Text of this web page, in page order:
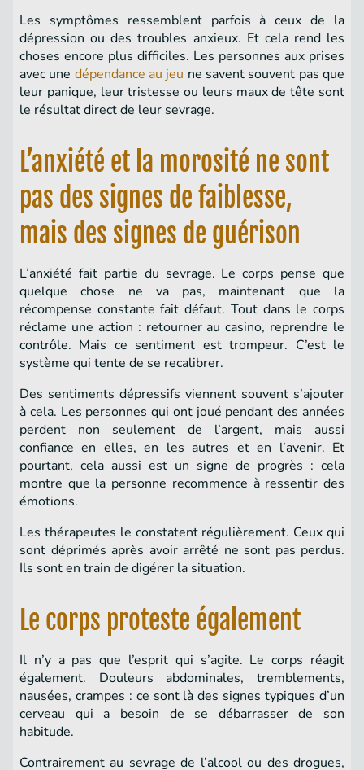
Les symptômes ressemblent parfois à ceux de la
dépression ou des troubles anxieux. Et cela rend les
choses encore plus difficiles. Les personnes aux prises
avec une dépendance au jeu ne savent souvent pas que
leur panique, leur tristesse ou leurs maux de tête sont
le résultat direct de leur sevrage.
L’anxiété et la morosité ne sont
pas des signes de faiblesse,
mais des signes de guérison
L’anxiété fait partie du sevrage. Le corps pense que
quelque chose ne va pas, maintenant que la
récompense constante fait défaut. Tout dans le corps
réclame une action : retourner au casino, reprendre le
contrôle. Mais ce sentiment est trompeur. C’est le
système qui tente de se recalibrer.
Des sentiments dépressifs viennent souvent s’ajouter
à cela. Les personnes qui ont joué pendant des années
perdent non seulement de l’argent, mais aussi
confiance en elles, en les autres et en l’avenir. Et
pourtant, cela aussi est un signe de progrès : cela
montre que la personne recommence à ressentir des
émotions.
Les thérapeutes le constatent régulièrement. Ceux qui
sont déprimés après avoir arrêté ne sont pas perdus.
Ils sont en train de digérer la situation.
Le corps proteste également
Il n’y a pas que l’esprit qui s’agite. Le corps réagit
également. Douleurs abdominales, tremblements,
nausées, crampes : ce sont là des signes typiques d’un
cerveau qui a besoin de se débarrasser de son
habitude.
Contrairement au sevrage de l’alcool ou des drogues,